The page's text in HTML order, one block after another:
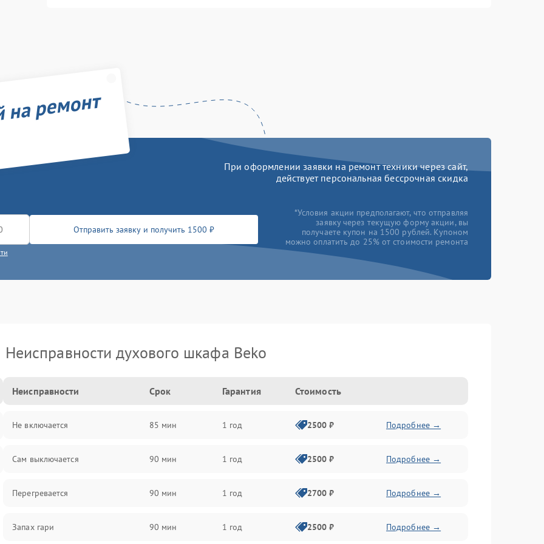
ремонт
При оформлении заявки на ремонт техники через сайт,
действует персональная бессрочная скидка
Отправить заявку и получить 1500 ₽
*Условия акции предполагают, что отправляя
заявку через текущую форму акции, вы
получаете купон на 1500 рублей. Купоном
можно оплатить до 25% от стоимости ремонта
Неисправности духового шкафа Beko
Неисправности Срок Гарантия Стоимость
Не включается 85 мин 1 год 2500 ₽ Подробнее →
Сам выключается 90 мин 1 год 2500 ₽ Подробнее →
Перегревается 90 мин 1 год 2700 ₽ Подробнее →
Запах гари 90 мин 1 год 2500 ₽ Подробнее →